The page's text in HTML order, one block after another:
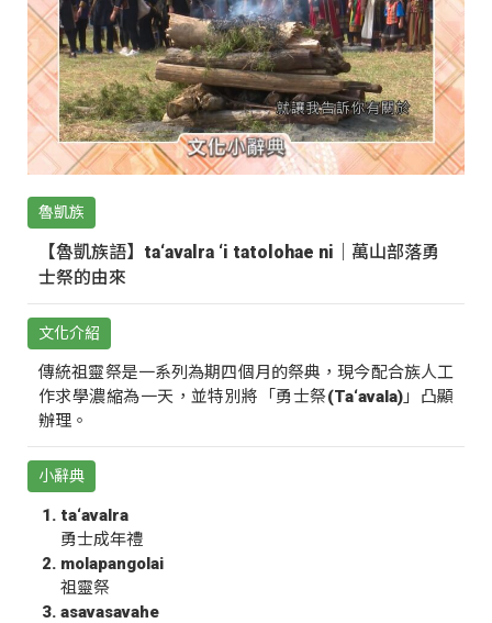
魯凱族
【魯凱族語】ta‘avalra ‘i tatolohae ni｜萬山部落勇
士祭的由來
文化介紹
傳統祖靈祭是一系列為期四個月的祭典，現今配合族人工
作求學濃縮為一天，並特別將「勇士祭(Ta‘avala)」凸顯
辦理。
小辭典
ta‘avalra
勇士成年禮
molapangolai
祖靈祭
asavasavahe